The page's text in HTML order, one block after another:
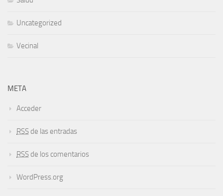
Uncategorized
Vecinal
META
Acceder
RSS de las entradas
RSS de los comentarios
WordPress.org